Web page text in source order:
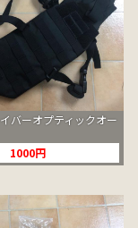
バーオプティックオー
1000円